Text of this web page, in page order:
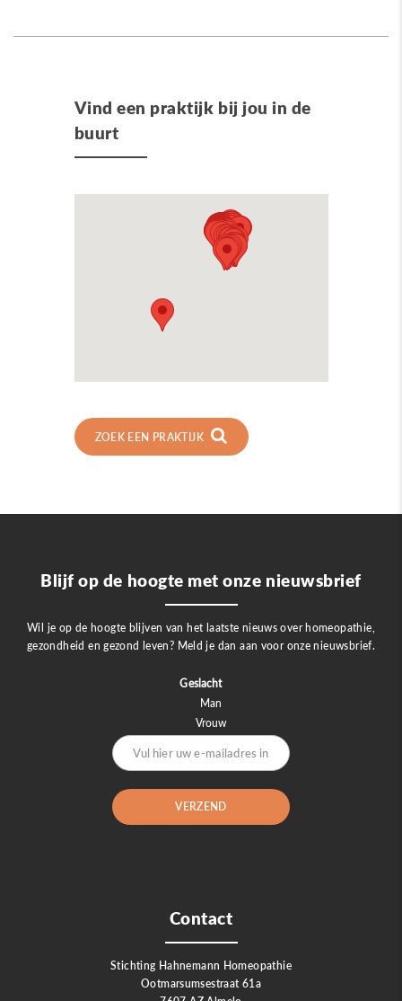
Vind een praktijk bij jou in de
buurt
ZOEK EEN PRAKTIJK
Contact
Stichting Hahnemann Homeopathie
Ootmarsumsestraat 61a
Blijf op de hoogte met onze nieuwsbrief
Wil je op de hoogte blijven van het laatste nieuws over homeopathie,
gezondheid en gezond leven? Meld je dan aan voor onze nieuwsbrief.
Geslacht
Man
Vrouw